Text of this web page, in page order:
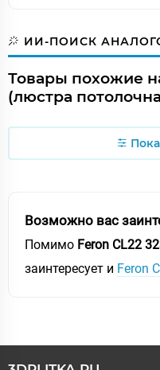
ИИ-ПОИСК
Товары похожие
(люстра
Возможно вас
Помимо Feron CL22
заинтересует и Feron